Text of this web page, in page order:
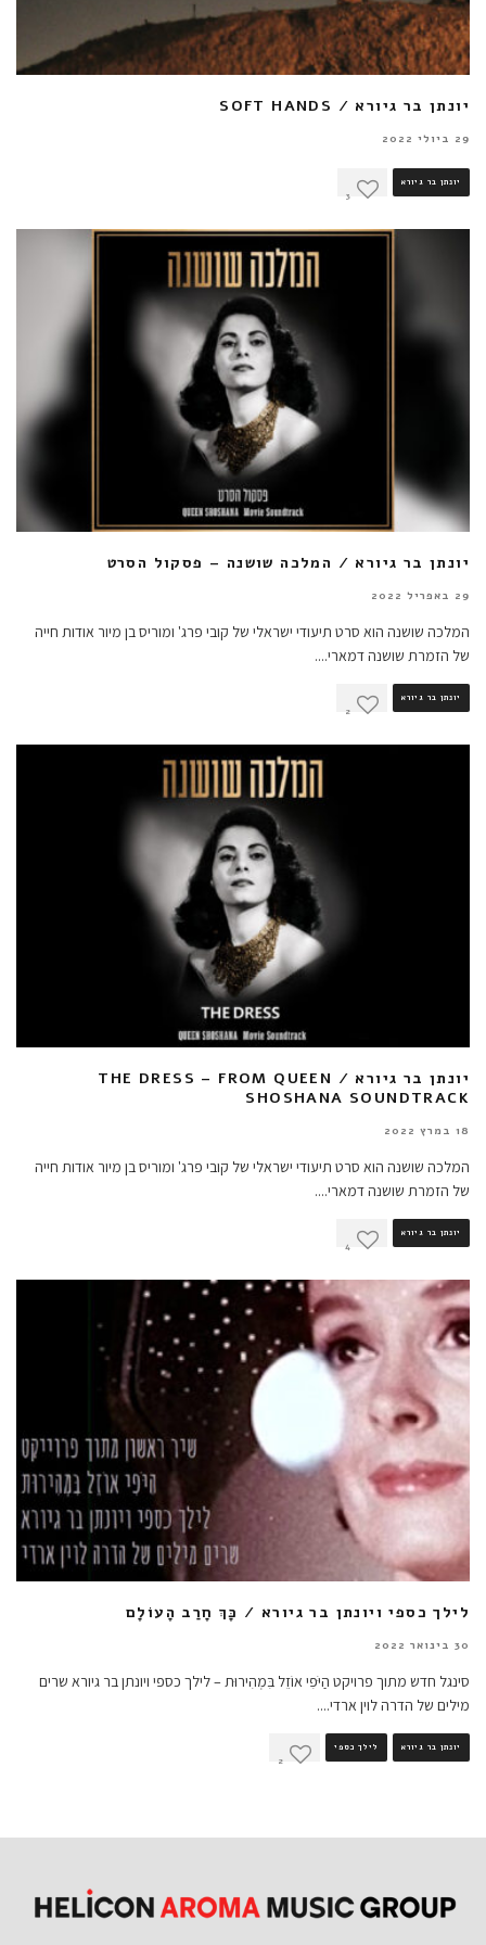
יונתן בר גיורא / SOFT HANDS
29 ביולי 2022
יונתן בר גיורא
3
יונתן בר גיורא / המלכה שושנה – פסקול הסרט
29 באפריל 2022
המלכה שושנה הוא סרט תיעודי ישראלי של קובי פרג' ומוריס בן מיור אודות חייה
של הזמרת שושנה דמארי....
יונתן בר גיורא
2
יונתן בר גיורא / THE DRESS – FROM QUEEN
SHOSHANA SOUNDTRACK
18 במרץ 2022
המלכה שושנה הוא סרט תיעודי ישראלי של קובי פרג' ומוריס בן מיור אודות חייה
של הזמרת שושנה דמארי....
יונתן בר גיורא
4
לילך כספי ויונתן בר גיורא / כָּךְ חָרַב הָעוֹלָם
30 בינואר 2022
סינגל חדש מתוך פרויקט הַיֹּפִי אוֹזֵל בִּמְהִירוּת – לילך כספי ויונתן בר גיורא שרים
מילים של הדרה לוין ארדי....
יונתן בר גיורא לילך כספי
2